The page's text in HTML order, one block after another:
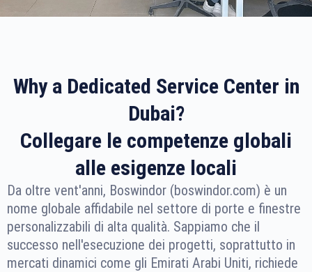
Why a Dedicated Service Center in
Dubai?
Collegare le competenze globali
alle esigenze locali
Da oltre vent'anni, Boswindor (boswindor.com) è un
nome globale affidabile nel settore di porte e finestre
personalizzabili di alta qualità. Sappiamo che il
successo nell'esecuzione dei progetti, soprattutto in
mercati dinamici come gli Emirati Arabi Uniti, richiede